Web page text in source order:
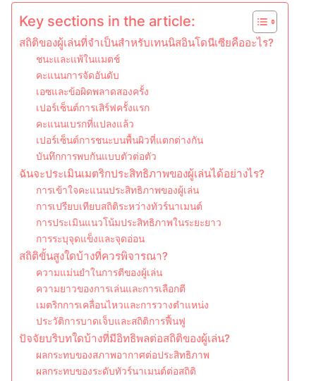
Key sections in the article:
สถิติของผู้เล่นที่จำเป็นสำหรับเทนนิสอินโดนีเซียคืออะไร?
ชนะและแพ้ในแมตช์
คะแนนการจัดอันดับ
เอซและข้อผิดพลาดสองครั้ง
เปอร์เซ็นต์การเสิร์ฟครั้งแรก
คะแนนเบรกที่แปลงแล้ว
เปอร์เซ็นต์การชนะบนพื้นผิวที่แตกต่างกัน
บันทึกการพบกันแบบตัวต่อตัว
ฉันจะประเมินเมตริกประสิทธิภาพของผู้เล่นได้อย่างไร?
การเข้าใจคะแนนประสิทธิภาพของผู้เล่น
การเปรียบเทียบสถิติระหว่างทัวร์นาเมนต์
การประเมินแนวโน้มประสิทธิภาพในระยะยาว
การระบุจุดแข็งและจุดอ่อน
สถิติขั้นสูงใดบ้างที่ควรพิจารณา?
ความแม่นยำในการตีของผู้เล่น
ความยาวของการเล่นและการเลือกตี
เมตริกการเคลื่อนไหวและการวางตำแหน่ง
ประวัติการบาดเจ็บและสถิติการฟื้นฟู
ปัจจัยบริบทใดบ้างที่มีอิทธิพลต่อสถิติของผู้เล่น?
ผลกระทบของสภาพอากาศต่อประสิทธิภาพ
ผลกระทบของระดับทัวร์นาเมนต์ต่อสถิติ